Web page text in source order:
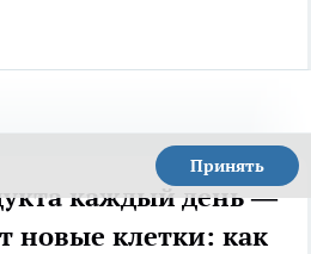
Принять
каждый день —
новые клетки: как